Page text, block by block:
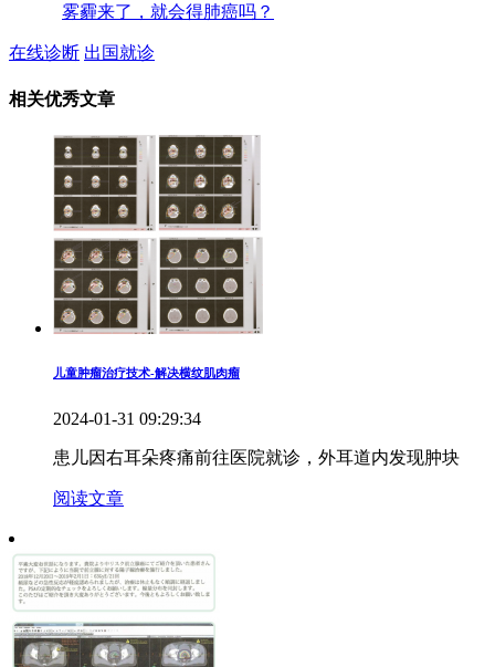
雾霾来了，就会得肺癌吗？
在线诊断 出国就诊
相关优秀文章
儿童肿瘤治疗技术-解决横纹肌肉瘤
2024-01-31 09:29:34
患儿因右耳朵疼痛前往医院就诊，外耳道内发现肿块
阅读文章